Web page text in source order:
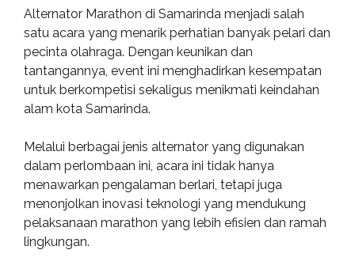
Alternator Marathon di Samarinda menjadi salah
satu acara yang menarik perhatian banyak pelari dan
pecinta olahraga. Dengan keunikan dan
tantangannya, event ini menghadirkan kesempatan
untuk berkompetisi sekaligus menikmati keindahan
alam kota Samarinda.
Melalui berbagai jenis alternator yang digunakan
dalam perlombaan ini, acara ini tidak hanya
menawarkan pengalaman berlari, tetapi juga
menonjolkan inovasi teknologi yang mendukung
pelaksanaan marathon yang lebih efisien dan ramah
lingkungan.